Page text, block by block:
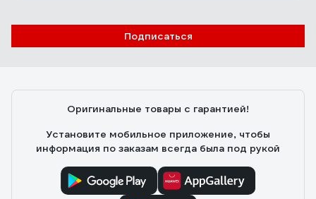
Подписаться
Оригинальные товары с гарантией!
Установите мобильное приложение, чтобы
информация по заказам всегда была под рукой